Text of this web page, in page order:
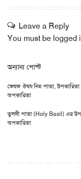
Leave a Reply
You must be logged
অন্যান্য পোস্ট
ভেষজ ঔষধ নিম পাতা,
অপকারিতা
তুলসী পাতা (Holy Basil) এর
অপকারিতা